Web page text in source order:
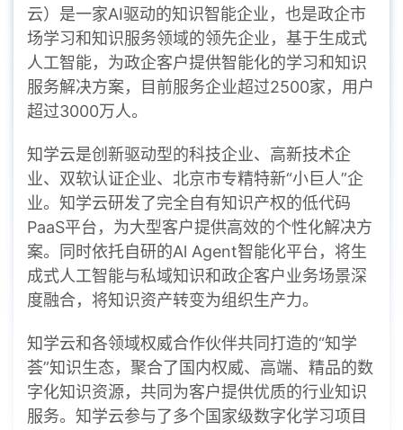
云）是一家AI驱动的知识智能企业，也是政企市
场学习和知识服务领域的领先企业，基于生成式
人工智能，为政企客户提供智能化的学习和知识
服务解决方案，目前服务企业超过2500家，用户
超过3000万人。
知学云是创新驱动型的科技企业、高新技术企
业、双软认证企业、北京市专精特新“小巨人”企
业。知学云研发了完全自有知识产权的低代码
PaaS平台，为大型客户提供高效的个性化解决方
案。同时依托自研的Al Agent智能化平台，将生
成式人工智能与私域知识和政企客户业务场景深
度融合，将知识资产转变为组织生产力。
知学云和各领域权威合作伙伴共同打造的“知学
荟”知识生态，聚合了国内权威、高端、精品的数
字化知识资源，共同为客户提供优质的行业知识
服务。知学云参与了多个国家级数字化学习项目